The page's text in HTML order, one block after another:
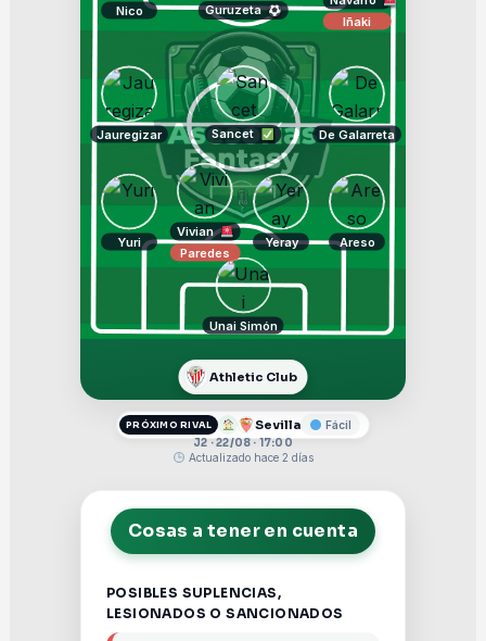
Unai Simón
Yuri
Vivian
Paredes
Yeray Areso
Jauregizar Sancet De Galarreta
Nico Guruzeta
Iñaki
Athletic Club
PRÓXIMO RIVAL Sevilla
Fácil
J2 · 22/08 · 17:00
Actualizado hace 2 días
Cosas a tener en cuenta
POSIBLES SUPLENCIAS,
LESIONADOS O SANCIONADOS